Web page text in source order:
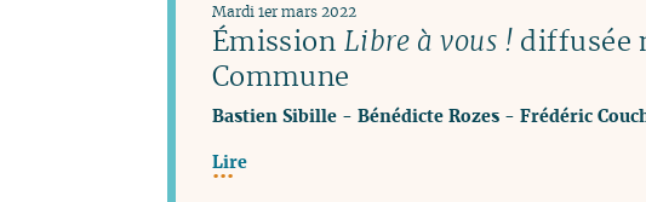
Émission Libre à vous !diffusée
Commune
Mardi 1er mars 2022
Bastien Sibille- Bénédicte Rozes- Frédéric
Lire